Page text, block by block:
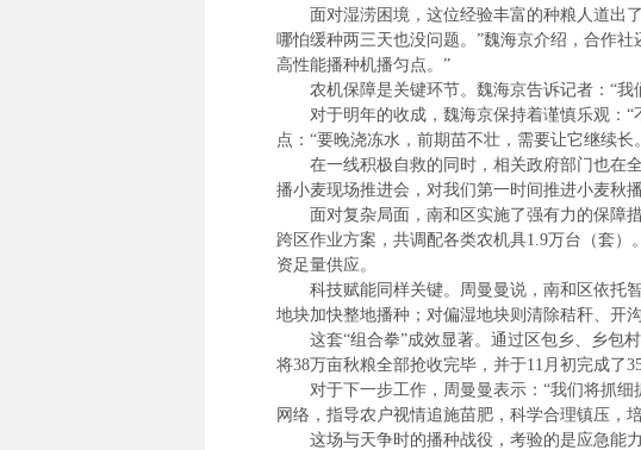
面对湿涝困境，这位经验丰富的种粮人道出了
哪怕缓种两三天也没问题。”魏海京介绍，合作社
高性能播种机播匀点。”
农机保障是关键环节。魏海京告诉记者：“我
对于明年的收成，魏海京保持着谨慎乐观：“
点：“要晚浇冻水，前期苗不壮，需要让它继续
在一线积极自救的同时，相关政府部门也在全
播小麦现场推进会，对我们第一时间推进小麦秋
面对复杂局面，南和区实施了强有力的保障措
跨区作业方案，共调配各类农机具1.9万台（套
资足量供应。
科技赋能同样关键。周曼曼说，南和区依托智
地块加快整地播种；对偏湿地块则清除秸秆、开
这套“组合拳”成效显著。通过区包乡、乡包村
将38万亩秋粮全部抢收完毕，并于11月初完成了
对于下一步工作，周曼曼表示：“我们将抓细
网络，指导农户视情追施苗肥，科学合理镇压，
这场与天争时的播种战役，考验的是应急能力